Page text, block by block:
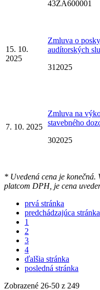
43ZA600001
15. 10.
2025
Zmluva o
audítorských
312025
7. 10. 2025
Zmluva na
stavebného
302025
* Uvedená cena je konečná.
platcom DPH, je cena
prvá stránka
predchádzajúca stránka
1
2
3
4
ďalšia stránka
posledná stránka
Zobrazené 26-50 z 249